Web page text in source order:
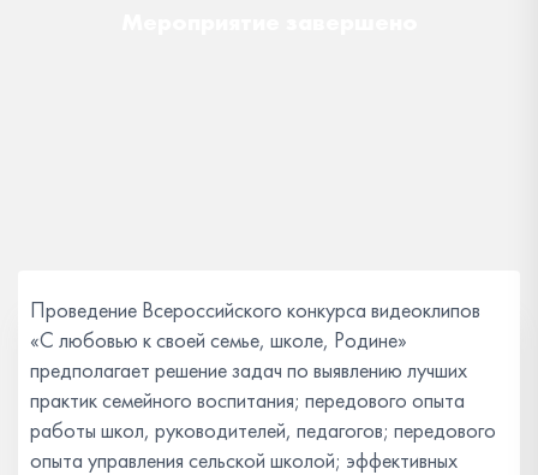
Проведение Всероссийского конкурса видеоклипов
«С любовью к своей семье, школе, Родине»
предполагает решение задач по выявлению лучших
практик семейного воспитания; передового опыта
работы школ, руководителей, педагогов; передового
опыта управления сельской школой; эффективных